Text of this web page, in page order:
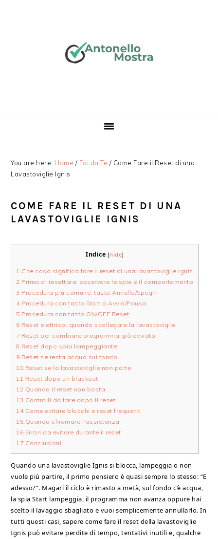
You are here: Home / Fai da Te / Come Fare il Reset di una
Lavastoviglie Ignis
COME FARE IL RESET DI UNA
LAVASTOVIGLIE IGNIS
Indice [hide]
1 Che cosa significa fare il reset di una lavastoviglie Ignis
2 Prima di resettare: osservare le spie e il comportamento
3 Procedura più comune: tasto Annulla/Spegni
4Procedura con tasto Start o Avvio/Pausa
5 Procedura con tasto ON/OFF Reset
6 Reset elettrico: quando scollegare la lavastoviglie
7 Reset per cambiare programma già avviato
8 Reset dopo spia lampeggiante
9 Reset se resta acqua sul fondo
10 Reset se la lavastoviglie non parte
11 Reset dopo un blackout
12 Quando il reset non basta
13 Controlli da fare dopo il reset
14Come evitare blocchi e reset frequenti
15 Quando chiamare l’assistenza
16 Errori da evitare durante il reset
17 Conclusioni
Quando una lavastoviglie Ignis si blocca, lampeggia o non
vuole più partire, il primo pensiero è quasi sempre lo stesso: “E
adesso?”. Magari il ciclo è rimasto a metà, sul fondo c’è acqua,
la spia Start lampeggia, il programma non avanza oppure hai
scelto il lavaggio sbagliato e vuoi semplicemente annullarlo. In
tutti questi casi, sapere come fare il reset della lavastoviglie
Ignis può evitare perdite di tempo, tentativi inutili e, qualche